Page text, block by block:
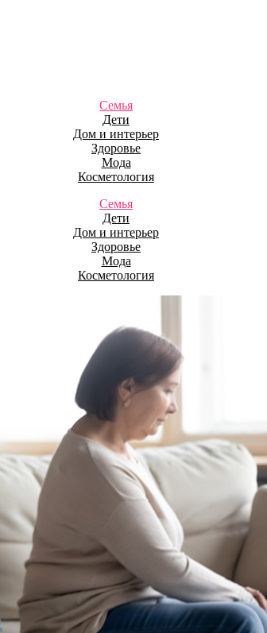
Семья
Дети
Дом и интерьер
Здоровье
Мода
Косметология
Семья
Дети
Дом и интерьер
Здоровье
Мода
Косметология